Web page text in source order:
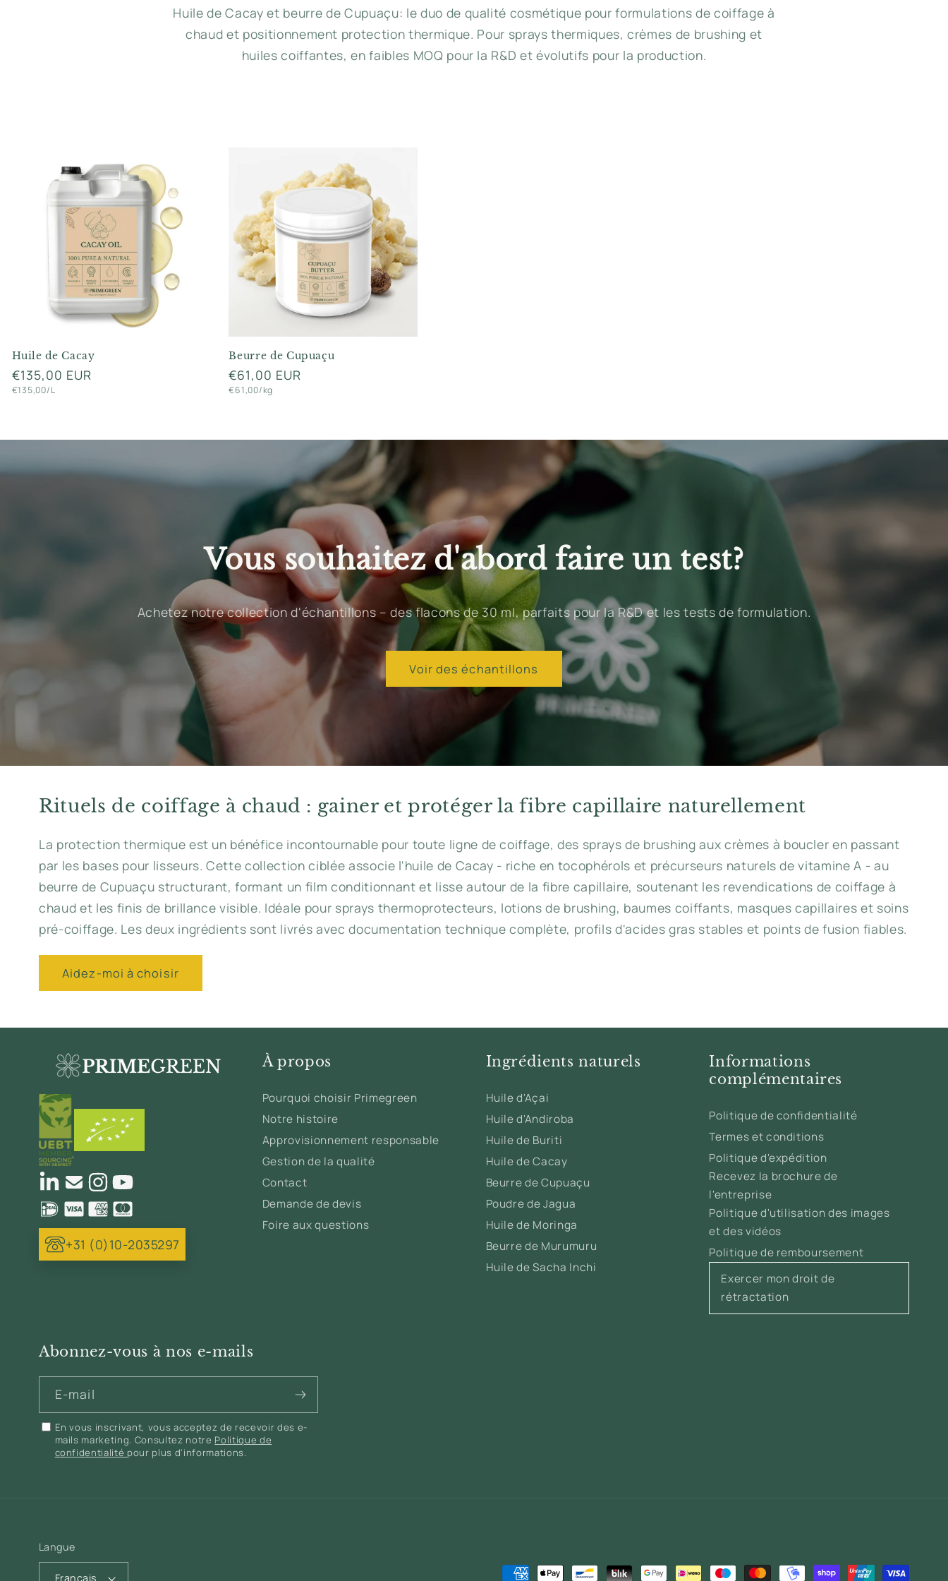
Huile de Cacay et beurre de Cupuaçu: le duo de qualité cosmétique pour formulations de coiffage à
chaud et positionnement protection thermique. Pour sprays thermiques, crèmes de brushing et
huiles coiffantes, en faibles MOQ pour la R&D et évolutifs pour la production.
o
n
t
m
Huile de Cacay
Prix
habituel
€135,00 EUR
Prix
€135,00/L
Beurre de Cupuaçu
Prix
habituel
€61,00 EUR
Prix
€61,00/kg
Vous souhaitez d'abord faire un test?
Achetez notre collection d'échantillons – des flacons de 30 ml, parfaits pour la R&D et les tests de formulation.
Voir des échantillons
Rituels de coiffage à chaud : gainer et protéger la fibre capillaire naturellement
La protection thermique est un bénéfice incontournable pour toute ligne de coiffage, des sprays de brushing aux crèmes à boucler en passant
par les bases pour lisseurs. Cette collection ciblée associe l'huile de Cacay - riche en tocophérols et précurseurs naturels de vitamine A - au
beurre de Cupuaçu structurant, formant un film conditionnant et lisse autour de la fibre capillaire, soutenant les revendications de coiffage à
chaud et les finis de brillance visible. Idéale pour sprays thermoprotecteurs, lotions de brushing, baumes coiffants, masques capillaires et soins
pré-coiffage. Les deux ingrédients sont livrés avec documentation technique complète, profils d'acides gras stables et points de fusion fiables.
Aidez-moi à choisir
+31 (0)10-2035297
À propos
Pourquoi choisir Primegreen
Notre histoire
Approvisionnement responsable
Gestion de la qualité
Contact
Demande de devis
Foire aux questions
Ingrédients naturels
Huile d'Açai
Huile d'Andiroba
Huile de Buriti
Huile de Cacay
Beurre de Cupuaçu
Poudre de Jagua
Huile de Moringa
Beurre de Murumuru
Huile de Sacha Inchi
Informations
complémentaires
Politique de confidentialité
Termes et conditions
Politique d'expédition
Recevez la brochure de
l'entreprise
Politique d'utilisation des images
et des vidéos
Politique de remboursement
Exercer mon droit de
rétractation
Abonnez-vous à nos e-mails
E-mail
En vous inscrivant, vous acceptez de recevoir des e-
mails marketing. Consultez notre Politique de
confidentialité pour plus d'informations.
Langue
Français Moyens